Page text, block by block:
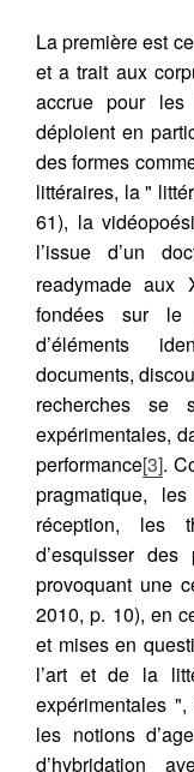
La première est
et a trait aux
accrue pour
déploient en
des formes
littéraires, la "
61), la
l’issue d’un
readymade aux
fondées sur le
d’éléments
documents,
recherches se
expérimentales,
performance[3].
pragmatique,
réception, les
d’esquisser
provoquant une
2010, p. 10), en
et mises en
l’art et de la
expérimentales
les notions
d’hybridation
Citer cet
THÉVAL, G.
en Culture-
une
Contacter